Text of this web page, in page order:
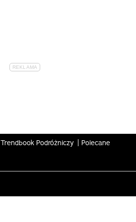
Trendbook Podróżniczy Polecane